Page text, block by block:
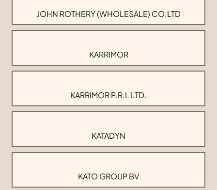
JOHN ROTHERY (WHOLESALE) CO.LTD
KARRIMOR
KARRIMOR P.R.I. LTD.
KATADYN
KATO GROUP BV